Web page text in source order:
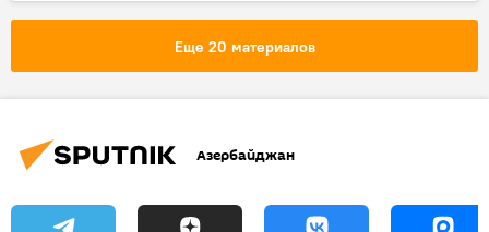
Еще 20 материалов
Азербайджан